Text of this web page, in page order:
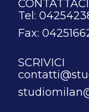
CONTATTACI
Tel:
Fax:
SCRIVICI